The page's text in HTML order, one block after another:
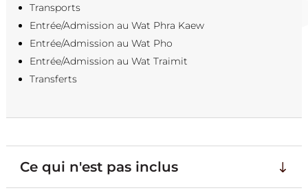
Transports
Entrée/Admission au Wat Phra Kaew
Entrée/Admission au Wat Pho
Entrée/Admission au Wat Traimit
Transferts
Ce qui n'est pas inclus